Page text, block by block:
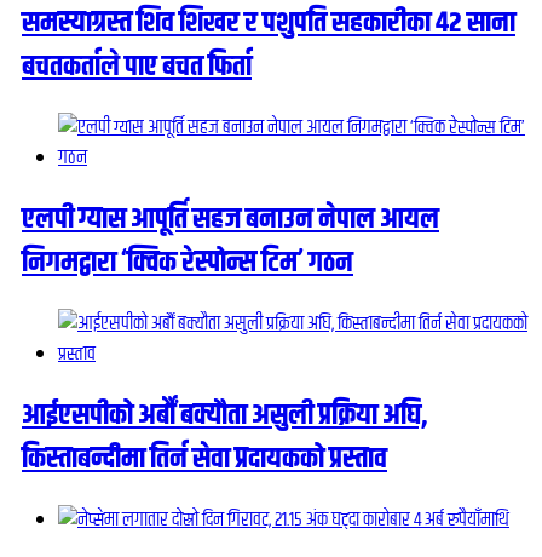
समस्याग्रस्त शिव शिखर र पशुपति सहकारीका ४२ साना
बचतकर्ताले पाए बचत फिर्ता
एलपी ग्यास आपूर्ति सहज बनाउन नेपाल आयल
निगमद्वारा ‘क्विक रेस्पोन्स टिम’ गठन
आईएसपीको अर्बौं बक्यौता असुली प्रक्रिया अघि,
किस्ताबन्दीमा तिर्न सेवा प्रदायकको प्रस्ताव